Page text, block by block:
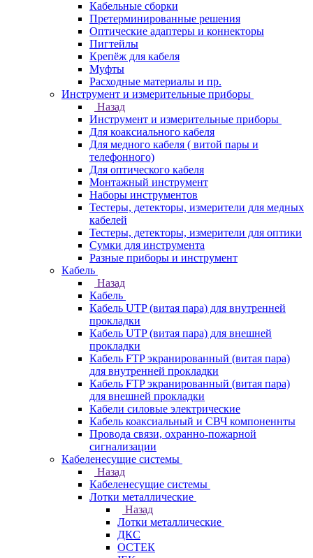
Кабельные сборки
Претерминированные решения
Оптические адаптеры и коннекторы
Пигтейлы
Крепёж для кабеля
Муфты
Расходные материалы и пр.
Инструмент и измерительные приборы
Назад
Инструмент и измерительные приборы
Для коаксиального кабеля
Для медного кабеля ( витой пары и
телефонного)
Для оптического кабеля
Монтажный инструмент
Наборы инструментов
Тестеры, детекторы, измерители для медных
кабелей
Тестеры, детекторы, измерители для оптики
Сумки для инструмента
Разные приборы и инструмент
Кабель
Назад
Кабель
Кабель UTP (витая пара) для внутренней
прокладки
Кабель UTP (витая пара) для внешней
прокладки
Кабель FTP экранированный (витая пара)
для внутренней прокладки
Кабель FTP экранированный (витая пара)
для внешней прокладки
Кабели силовые электрические
Кабель коаксиальный и СВЧ компоненнты
Провода связи, охранно-пожарной
сигнализации
Кабеленесущие системы
Назад
Кабеленесущие системы
Лотки металлические
Назад
Лотки металлические
ДКС
ОСТЕК